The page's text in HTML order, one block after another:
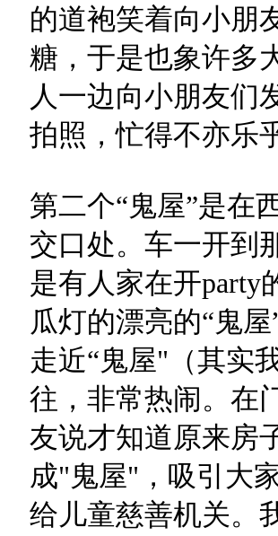
的道袍笑着向小朋
糖，于是也象许多
人一边向小朋友们
拍照，忙得不亦乐
第二个“鬼屋”是在
交口处。车一开到
是有人家在开party
瓜灯的漂亮的“鬼
走近“鬼屋"（其实
往，非常热闹。在
友说才知道原来房
成"鬼屋"，吸引大
给儿童慈善机关。